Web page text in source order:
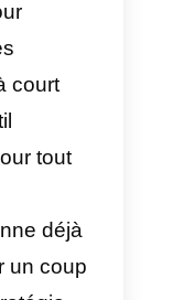
pas voir
La
de parcourir
et de
qui